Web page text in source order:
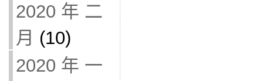
2020 年 二
月 (10)
2020 年 一